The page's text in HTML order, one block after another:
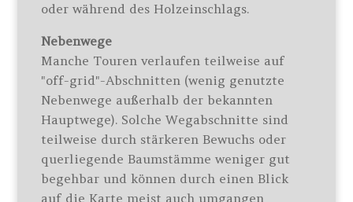
oder während des Holzeinschlags.
Nebenwege
Manche Touren verlaufen teilweise auf
"off-grid"-Abschnitten (wenig genutzte
Nebenwege außerhalb der bekannten
Hauptwege). Solche Wegabschnitte sind
teilweise durch stärkeren Bewuchs oder
querliegende Baumstämme weniger gut
begehbar und können durch einen Blick
auf die Karte meist auch umgangen